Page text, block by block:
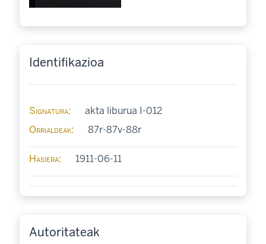
Identifikazioa
Signatura
akta liburua I-012
Orrialdeak
87r-87v-88r
Hasiera 1911-06-11
Autoritateak